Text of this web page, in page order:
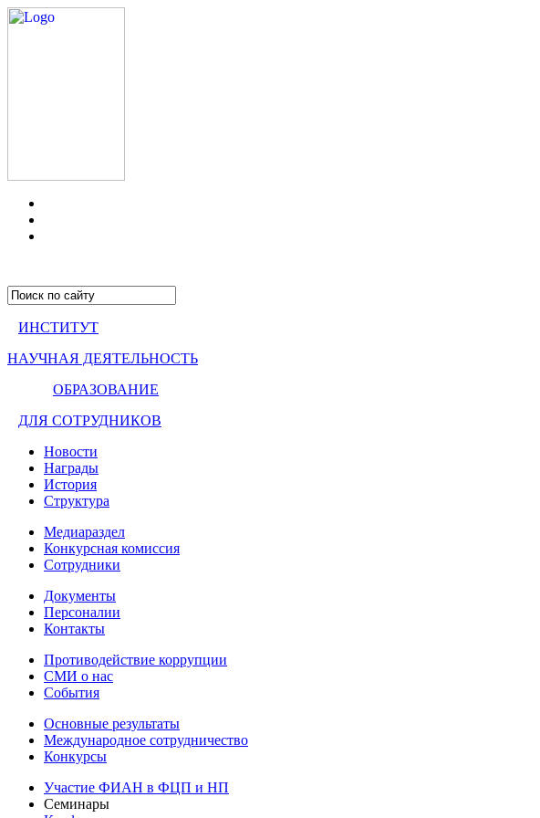
ИНСТИТУТ
НАУЧНАЯ ДЕЯТЕЛЬНОСТЬ
ОБРАЗОВАНИЕ
ДЛЯ СОТРУДНИКОВ
Новости
Награды
История
Структура
Медиараздел
Конкурсная комиссия
Сотрудники
Документы
Персоналии
Контакты
Противодействие коррупции
СМИ о нас
События
Основные результаты
Международное сотрудничество
Конкурсы
Участие ФИАН в ФЦП и НП
Семинары